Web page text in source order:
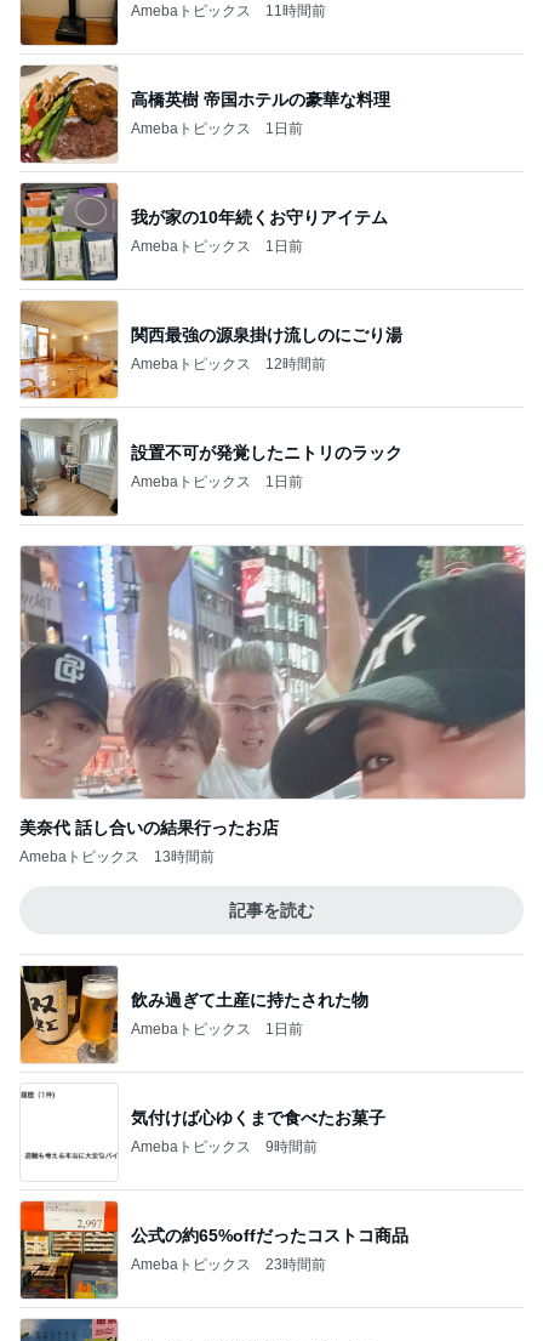
Amebaトピックス 11時間前
高橋英樹 帝国ホテルの豪華な料理
Amebaトピックス 1日前
我が家の10年続くお守りアイテム
Amebaトピックス 1日前
関西最強の源泉掛け流しのにごり湯
Amebaトピックス 12時間前
設置不可が発覚したニトリのラック
Amebaトピックス 1日前
美奈代 話し合いの結果行ったお店
Amebaトピックス 13時間前
記事を読む
飲み過ぎて土産に持たされた物
Amebaトピックス 1日前
気付けば心ゆくまで食べたお菓子
Amebaトピックス 9時間前
公式の約65%offだったコストコ商品
Amebaトピックス 23時間前